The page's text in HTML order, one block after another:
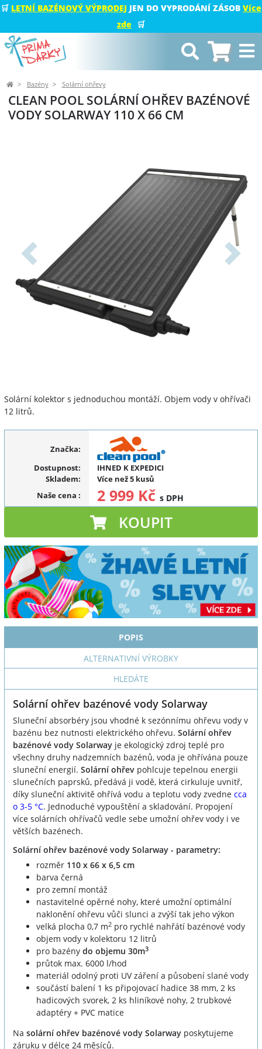
🛒 LETNÍ BAZÉNOVÝ VÝPRODEJ JEN DO VYPRODÁNÍ ZÁSOB Více
zde
🛒
Bazény Solární ohřevy
CLEAN POOL SOLÁRNÍ OHŘEV BAZÉNOVÉ
VODY SOLARWAY 110 X 66 CM
Předchozí Další
Solární kolektor s jednoduchou montáží. Objem vody v ohřívači
12 litrů.
Značka:
Dostupnost:
IHNED K EXPEDICI
Skladem:
Více než 5 kusů
Naše cena : 2 999 Kč s DPH
KOUPIT
POPIS
ALTERNATIVNÍ VÝROBKY
HLEDÁTE
Solární ohřev bazénové vody Solarway
Sluneční absorbéry jsou vhodné k sezónnímu ohřevu vody v
bazénu bez nutnosti elektrického ohřevu. Solární ohřev
bazénové vody Solarway je ekologický zdroj teplé pro
všechny druhy nadzemních bazénů, voda je ohřívána pouze
sluneční energií. Solární ohřev pohlcuje tepelnou energii
slunečních paprsků, předává ji vodě, která cirkuluje uvnitř,
díky sluneční aktivitě ohřívá vodu a teplotu vody zvedne cca
o 3-5 °C. Jednoduché vypouštění a skladování. Propojení
více solárních ohřívačů vedle sebe umožní ohřev vody i ve
větších bazénech.
Solární ohřev bazénové vody Solarway - parametry:
rozměr 110 x 66 x 6,5 cm
barva černá
pro zemní montáž
nastavitelné opěrné nohy, které umožní optimální
naklonění ohřevu vůči slunci a zvýší tak jeho výkon
velká plocha 0,7 m2 pro rychlé nahřátí bazénové vody
objem vody v kolektoru 12 litrů
pro bazény do objemu 30m3
průtok max. 6000 l/hod
materiál odolný proti UV záření a působení slané vody
součástí balení 1 ks připojovací hadice 38 mm, 2 ks
hadicových svorek, 2 ks hliníkové nohy, 2 trubkové
adaptéry + PVC matice
Na solární ohřev bazénové vody Solarway poskytujeme
záruku v délce 24 měsíců.